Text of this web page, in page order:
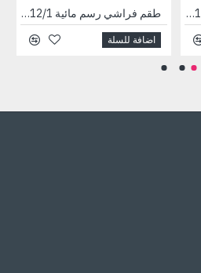
طقم فراشي رسم زيتية 12/1 كبير رقم 517 طقم فراشي رسم مائية 12/1 252
اضافة للسلة